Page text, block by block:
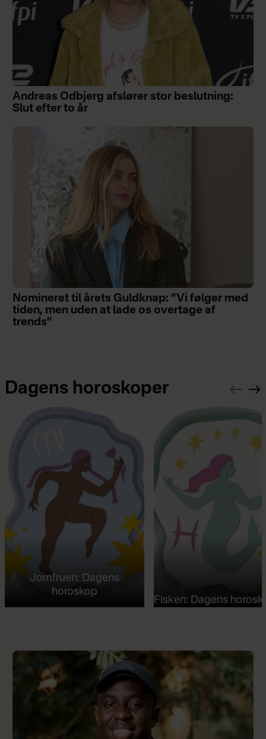
Andreas Odbjerg afslører stor beslutning:
Slut efter to år
Nomineret til årets Guldknap: ”Vi følger med
tiden, men uden at lade os overtage af
trends”
Dagens horoskoper
Jomfruen: Dagens
horoskop
Fisken: Dagens